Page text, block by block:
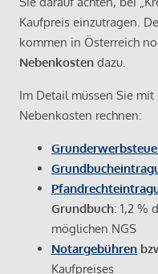
Kaufpreis einzutragen.
kommen in Österreich
Nebenkosten dazu.
Im Detail müssen Sie
Nebenkosten rechnen:
Grundbuch: 1,2 %
möglichen NGS
Notargebühren
Kaufpreises